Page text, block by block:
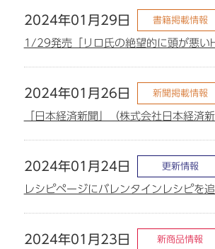
2024年01月29日 書籍掲載情報
1/29発売「リロ氏の絶望的に頭が悪い
2024年01月26日 新聞掲載情報
「日本経済新聞」（株式会社日本経済
2024年01月24日 更新情報
レシピページにバレンタインレシピを追
2024年01月23日 新商品情報